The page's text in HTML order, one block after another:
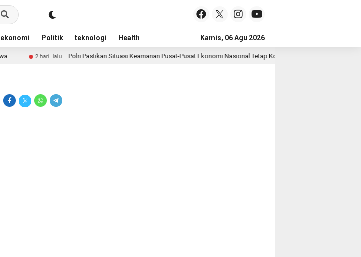
ekonomi Politik teknologi Health Kamis, 06 Agu 2026
2 hari lalu Polri Pastikan Situasi Keamanan Pusat-Pusat Ekonomi Nasional Tetap Kondusif